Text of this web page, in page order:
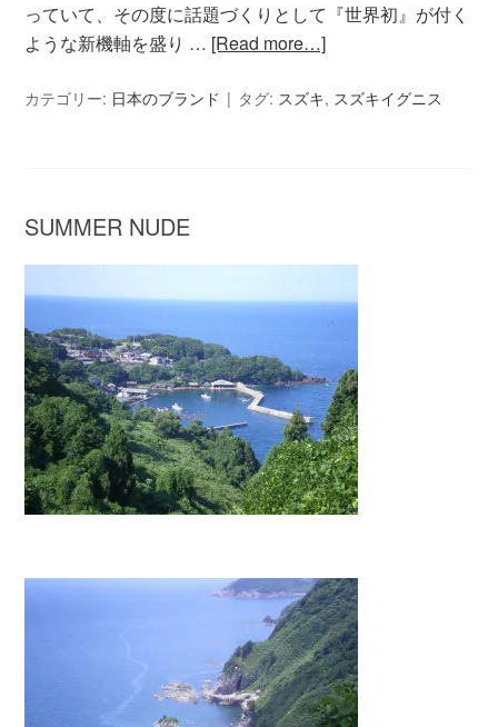
っていて、その度に話題づくりとして『世界初』が付く
ような新機軸を盛り … [Read more…]
カテゴリー: 日本のブランド タグ: スズキ, スズキイグニス
SUMMER NUDE